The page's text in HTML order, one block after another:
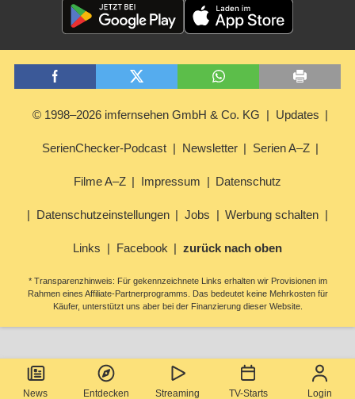
News Entdecken Streaming TV-Starts Login
© 1998–2026 imfernsehen GmbH & Co. KG Updates
SerienChecker-Podcast Newsletter Serien A–Z
Filme A–Z Impressum Datenschutz
Datenschutzeinstellungen Jobs Werbung schalten
Links Facebook zurück nach oben
* Transparenzhinweis: Für gekennzeichnete Links erhalten wir Provisionen im
Rahmen eines Affiliate-Partnerprogramms. Das bedeutet keine Mehrkosten für
Käufer, unterstützt uns aber bei der Finanzierung dieser Website.